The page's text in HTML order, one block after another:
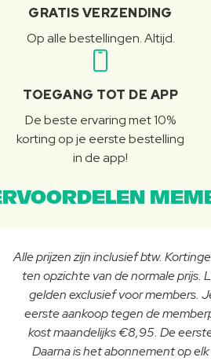
GRATIS VERZENDING
Op alle bestellingen. Altijd.
TOEGANG TOT DE APP
De beste ervaring met 10%
korting op je eerste bestelling
in de app!
Alle prijzen zijn inclusief btw.
ten opzichte van de normale prijs.
gelden exclusief voor members.
eerste aankoop tegen de
kost maandelijks €8,95. De
Daarna is het abonnement op